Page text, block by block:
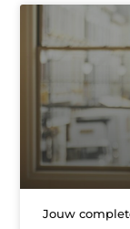
Jouw